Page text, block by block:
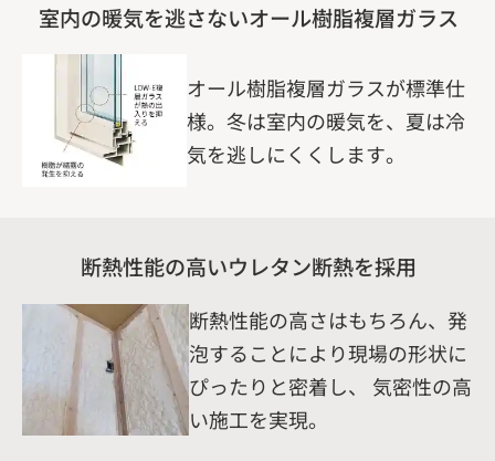
室内の暖気を逃さないオール樹脂複層ガラス
オール樹脂複層ガラスが標準仕
様。冬は室内の暖気を、夏は冷
気を逃しにくくします。
断熱性能の高いウレタン断熱を採用
断熱性能の高さはもちろん、発
泡することにより現場の形状に
ぴったりと密着し、 気密性の高
い施工を実現。